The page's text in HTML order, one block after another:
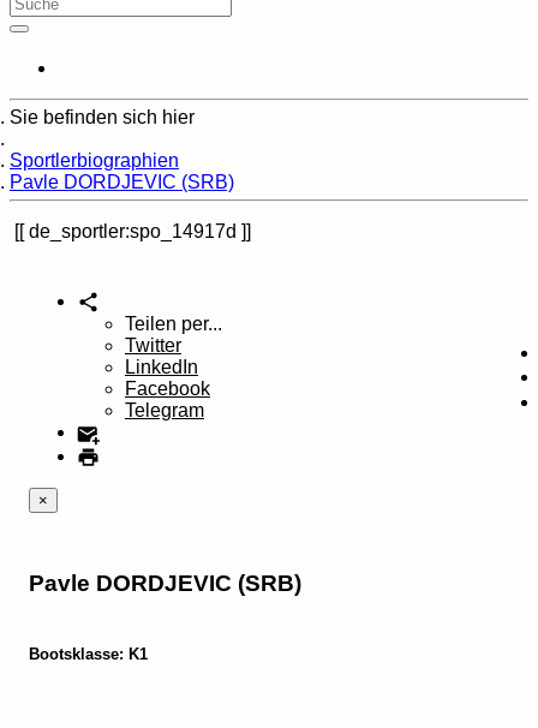
Sie befinden sich hier
Sportlerbiographien
Pavle DORDJEVIC (SRB)
de_sportler:spo_14917d
Teilen per...
Twitter
LinkedIn
Facebook
Telegram
×
Pavle DORDJEVIC (SRB)
Bootsklasse: K1